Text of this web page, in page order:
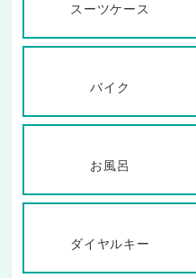
スーツケース
バイク
お風呂
ダイヤルキー